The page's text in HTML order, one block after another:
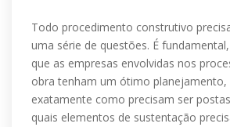
Todo procedimento construtivo
uma série de questões. É
que as empresas envolvidas nos
obra tenham um ótimo planejamento,
exatamente como precisam ser
quais elementos de sustentação